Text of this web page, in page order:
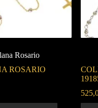
Rosario
ROSARIO